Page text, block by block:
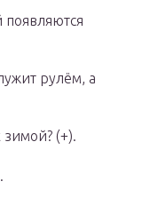
рулём, а
зимой? (+).